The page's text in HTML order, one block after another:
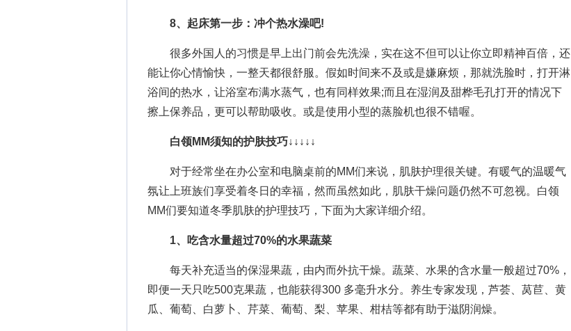
8、起床第一步：冲个热水澡吧!
很多外国人的习惯是早上出门前会先洗澡，实在这不但可以让你立即精神百倍，还
能让你心情愉快，一整天都很舒服。假如时间来不及或是嫌麻烦，那就洗脸时，打开淋
浴间的热水，让浴室布满水蒸气，也有同样效果;而且在湿润及甜桦毛孔打开的情况下
擦上保养品，更可以帮助吸收。或是使用小型的蒸脸机也很不错喔。
白领MM须知的护肤技巧↓↓↓↓↓
对于经常坐在办公室和电脑桌前的MM们来说，肌肤护理很关键。有暖气的温暖气
氛让上班族们享受着冬日的幸福，然而虽然如此，肌肤干燥问题仍然不可忽视。白领
MM们要知道冬季肌肤的护理技巧，下面为大家详细介绍。
1、吃含水量超过70%的水果蔬菜
每天补充适当的保湿果蔬，由内而外抗干燥。蔬菜、水果的含水量一般超过70%，
即便一天只吃500克果蔬，也能获得300 多毫升水分。养生专家发现，芦荟、莴苣、黄
瓜、葡萄、白萝卜、芹菜、葡萄、梨、苹果、柑桔等都有助于滋阴润燥。